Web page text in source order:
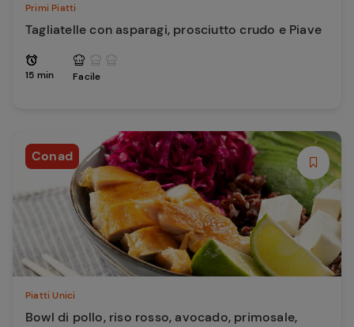
Primi Piatti
Tagliatelle con asparagi, prosciutto crudo e Piave
15 min Facile
Conad
Piatti Unici
Bowl di pollo, riso rosso, avocado, primosale,